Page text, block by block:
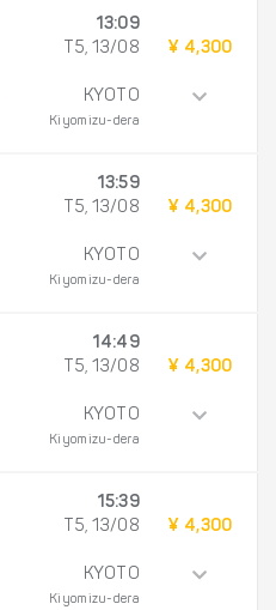
13:09
T5, 13/08
KYOTO
Kiyomizu-dera
¥ 4,300
13:59
T5, 13/08
KYOTO
Kiyomizu-dera
¥ 4,300
14:49
T5, 13/08
KYOTO
Kiyomizu-dera
¥ 4,300
15:39
T5, 13/08
KYOTO
Kiyomizu-dera
¥ 4,300